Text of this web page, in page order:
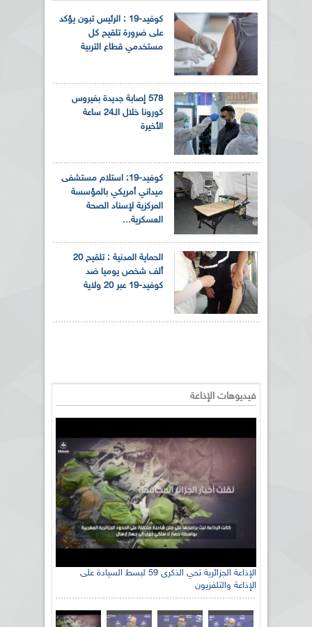
كوفيد-19 : الرئيس تبون يؤكد
على ضرورة تلقيح كل
مستخدمي قطاع التربية
578 إصابة جديدة بفيروس
كورونا خلال الـ24 ساعة
الأخيرة
كوفيد-19: استلام مستشفى
ميداني أمريكي بالمؤسسة
المركزية لإسناد الصحة
العسكرية...
الحماية المدنية : تلقيح 20
ألف شخص يوميا ضد
كوفيد-19 عبر 20 ولاية
فيديوهات الإذاعة
الإذاعة الجزائرية تحي الذكرى 59 لبسط السيادة على
الإذاعة والتلفزيون